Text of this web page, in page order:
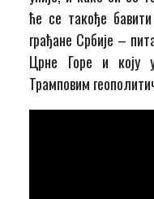
ће се такође
грађане Србије –
Црне Горе и коју
Трамповим